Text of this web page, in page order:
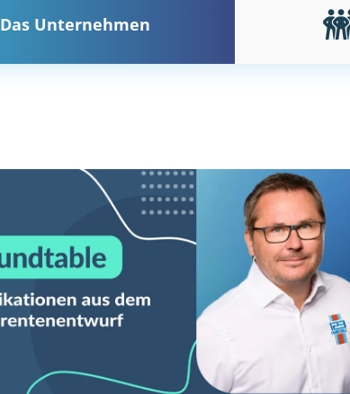
Das Unternehmen